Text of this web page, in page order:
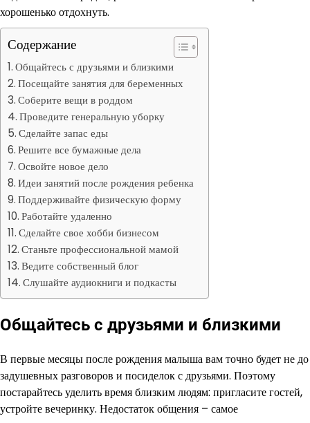
хорошенько отдохнуть.
Содержание
Общайтесь с друзьями и близкими
Посещайте занятия для беременных
Соберите вещи в роддом
Проведите генеральную уборку
Сделайте запас еды
Решите все бумажные дела
Освойте новое дело
Идеи занятий после рождения ребенка
Поддерживайте физическую форму
Работайте удаленно
Сделайте свое хобби бизнесом
Станьте профессиональной мамой
Ведите собственный блог
Слушайте аудиокниги и подкасты
Общайтесь с друзьями и близкими
В первые месяцы после рождения малыша вам точно будет не до
задушевных разговоров и посиделок с друзьями. Поэтому
постарайтесь уделить время близким людям: пригласите гостей,
устройте вечеринку. Недостаток общения – самое